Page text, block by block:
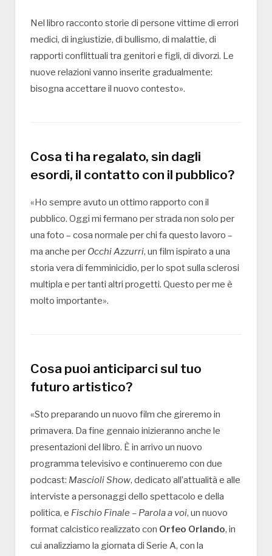
Nel libro racconto storie di persone vittime di errori
medici, di ingiustizie, di bullismo, di malattie, di
rapporti conflittuali tra genitori e figli, di divorzi. Le
nuove relazioni vanno inserite gradualmente:
bisogna accettare il nuovo contesto».
Cosa ti ha regalato, sin dagli
esordi, il contatto con il pubblico?
«Ho sempre avuto un ottimo rapporto con il
pubblico. Oggi mi fermano per strada non solo per
una foto – cosa normale per chi fa questo lavoro –
ma anche per Occhi Azzurri, un film ispirato a una
storia vera di femminicidio, per lo spot sulla sclerosi
multipla e per tanti altri progetti. Questo per me è
molto importante».
Cosa puoi anticiparci sul tuo
futuro artistico?
«Sto preparando un nuovo film che gireremo in
primavera. Da fine gennaio inizieranno anche le
presentazioni del libro. È in arrivo un nuovo
programma televisivo e continueremo con due
podcast: Mascioli Show, dedicato all’attualità e alle
interviste a personaggi dello spettacolo e della
politica, e Fischio Finale – Parola a voi, un nuovo
format calcistico realizzato con Orfeo Orlando, in
cui analizziamo la giornata di Serie A, con la